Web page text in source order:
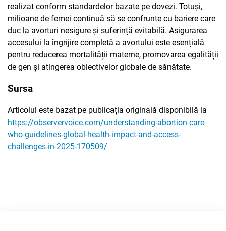
realizat conform standardelor bazate pe dovezi. Totuși,
milioane de femei continuă să se confrunte cu bariere care
duc la avorturi nesigure și suferință evitabilă. Asigurarea
accesului la îngrijire completă a avortului este esențială
pentru reducerea mortalității materne, promovarea egalității
de gen și atingerea obiectivelor globale de sănătate.
Sursa
Articolul este bazat pe publicația originală disponibilă la
https://observervoice.com/understanding-abortion-care-
who-guidelines-global-health-impact-and-access-
challenges-in-2025-170509/